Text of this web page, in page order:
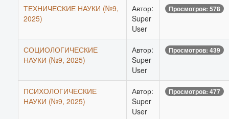
ТЕХНИЧЕСКИЕ НАУКИ (№9,
2025)
Автор:
Super
User
Просмотров: 578
СОЦИОЛОГИЧЕСКИЕ
НАУКИ (№9, 2025)
Автор:
Super
User
Просмотров: 439
ПСИХОЛОГИЧЕСКИЕ
НАУКИ (№9, 2025)
Автор:
Super
User
Просмотров: 477